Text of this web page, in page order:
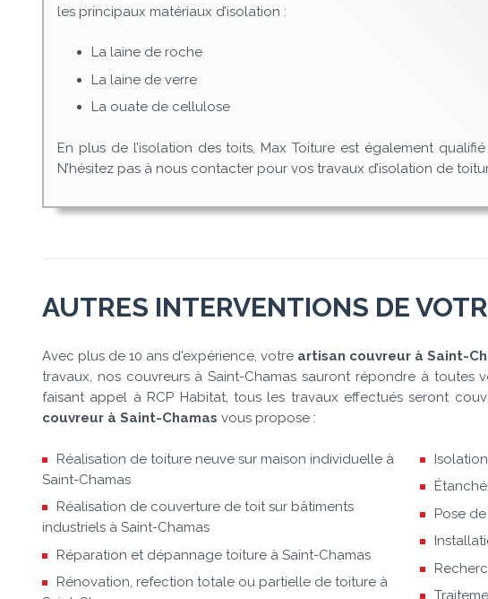
les principaux matériaux d’isolation :
La laine de roche
La laine de verre
La ouate de cellulose
En plus de l’isolation des toits, Max Toiture est également
N’hésitez pas à nous contacter pour vos travaux d’isolation de
AUTRES INTERVENTIONS DE
Avec plus de 10 ans d'expérience, votre artisan couvreur à Saint-
travaux, nos couvreurs à Saint-Chamas sauront répondre à toutes
faisant appel à RCP Habitat, tous les travaux effectués seront
couvreur à Saint-Chamas vous propose :
Réalisation de toiture neuve sur maison individuelle à
Saint-Chamas
Réalisation de couverture de toit sur bâtiments
industriels à Saint-Chamas
Réparation et dépannage toiture à Saint-Chamas
Rénovation, refection totale ou partielle de toiture à
Pose